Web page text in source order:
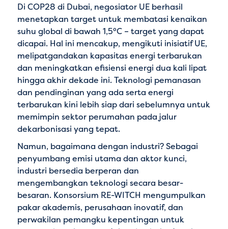
Di COP28 di Dubai, negosiator UE berhasil
menetapkan target untuk membatasi kenaikan
suhu global di bawah 1,5°C – target yang dapat
dicapai. Hal ini mencakup, mengikuti inisiatif UE,
melipatgandakan kapasitas energi terbarukan
dan meningkatkan efisiensi energi dua kali lipat
hingga akhir dekade ini. Teknologi pemanasan
dan pendinginan yang ada serta energi
terbarukan kini lebih siap dari sebelumnya untuk
memimpin sektor perumahan pada jalur
dekarbonisasi yang tepat.
Namun, bagaimana dengan industri? Sebagai
penyumbang emisi utama dan aktor kunci,
industri bersedia berperan dan
mengembangkan teknologi secara besar-
besaran. Konsorsium RE-WITCH mengumpulkan
pakar akademis, perusahaan inovatif, dan
perwakilan pemangku kepentingan untuk